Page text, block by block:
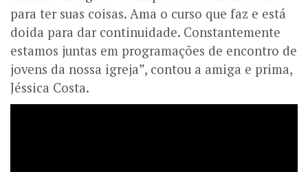
para ter suas coisas. Ama o curso que faz e está
doida para dar continuidade. Constantemente
estamos juntas em programações de encontro de
jovens da nossa igreja”, contou a amiga e prima,
Jéssica Costa.